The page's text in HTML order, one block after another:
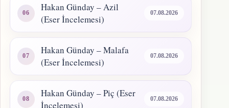
Hakan Günday – Azil
(Eser İncelemesi)
07.08.2026
Hakan Günday – Malafa
(Eser İncelemesi)
07.08.2026
Hakan Günday – Piç (Eser
İncelemesi)
07.08.2026